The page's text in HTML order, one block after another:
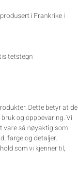
i Frankrike i
Dette betyr at de
og oppbevaring. Vi
vare så nøyaktig som
farge og detaljer.
som vi kjenner til,